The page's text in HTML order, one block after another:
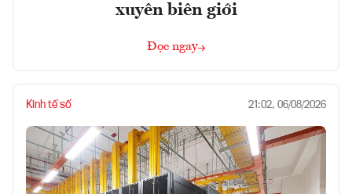
xuyên biên giới
Đọc ngay
Kinh tế số 21:02, 06/08/2026